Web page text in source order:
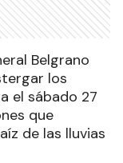
Belgrano
los
el sábado 27
que
de las lluvias